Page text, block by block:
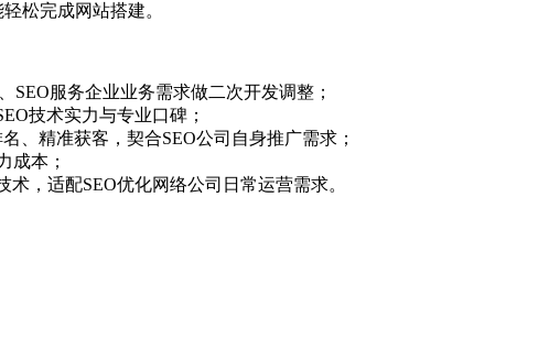
松完成网站搭建。
服务企业业务需求做二次开发调整；
技术实力与专业口碑；
、精准获客，契合SEO公司自身推广需求；
成本；
，适配SEO优化网络公司日常运营需求。